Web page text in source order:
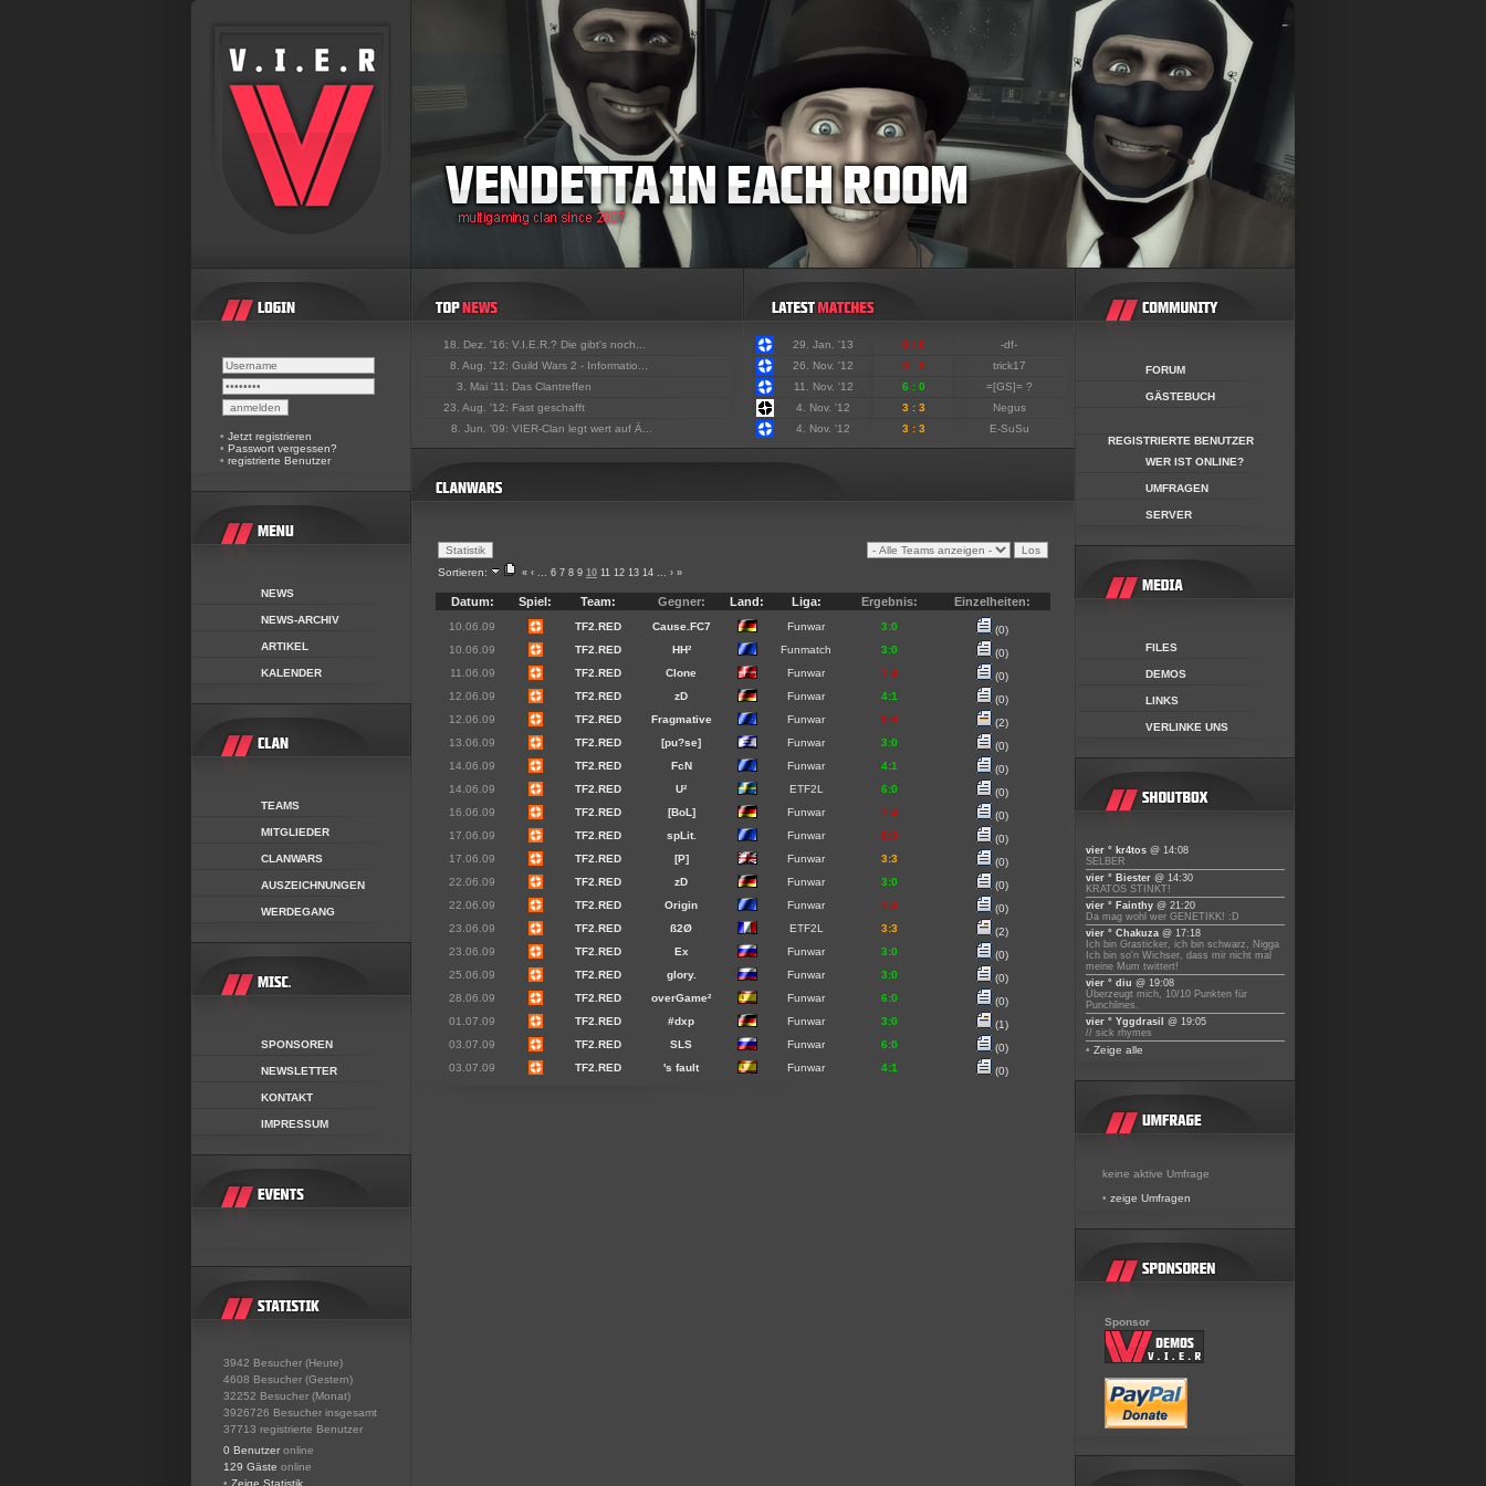
• Jetzt registrieren
• Passwort vergessen?
• registrierte Benutzer
NEWS
NEWS-ARCHIV
ARTIKEL
KALENDER
TEAMS
MITGLIEDER
CLANWARS
AUSZEICHNUNGEN
WERDEGANG
SPONSOREN
NEWSLETTER
KONTAKT
IMPRESSUM
3942 Besucher (Heute)
4608 Besucher (Gestern)
32252 Besucher (Monat)
3926726 Besucher insgesamt
37713 registrierte Benutzer
0 Benutzer online
129 Gäste online
• Zeige Statistik
18. Dez. '16: V.I.E.R.? Die gibt's noch...
8. Aug. '12: Guild Wars 2 - Informatio...
3. Mai '11: Das Clantreffen
23. Aug. '12: Fast geschafft
8. Jun. '09: VIER-Clan legt wert auf Ä...
29. Jan. '13 0 : 6
-df-
26. Nov. '12
0 : 3
trick17
11. Nov. '12
6 : 0
=[GS]= ?
4. Nov. '12
3 : 3
Negus
4. Nov. '12
3 : 3 E-SuSu
Sortieren: « ‹ ... 6 7 8 9 10 11 12 13 14 ... › »
Datum: Spiel: Team: Gegner: Land: Liga: Ergebnis: Einzelheiten:
10.06.09 TF2.RED Cause.FC7 Funwar 3:0
(0)
10.06.09
TF2.RED HH² Funmatch 3:0
(0)
11.06.09
TF2.RED Clone Funwar 1:4
(0)
12.06.09
TF2.RED zD Funwar 4:1
(0)
12.06.09
TF2.RED Fragmative Funwar 0:6
(2)
13.06.09
TF2.RED [pu?se] Funwar 3:0
(0)
14.06.09
TF2.RED FcN Funwar 4:1
(0)
14.06.09
TF2.RED U² ETF2L 6:0
(0)
16.06.09
TF2.RED [BoL] Funwar 1:4
(0)
17.06.09
TF2.RED spLit. Funwar 0:3
(0)
17.06.09
TF2.RED [P] Funwar 3:3
(0)
22.06.09
TF2.RED zD Funwar 3:0
(0)
22.06.09
TF2.RED Origin Funwar 1:4
(0)
23.06.09
TF2.RED ß2Ø ETF2L 3:3
(2)
23.06.09
TF2.RED Ex Funwar 3:0
(0)
25.06.09
TF2.RED glory. Funwar 3:0
(0)
28.06.09
TF2.RED overGame² Funwar 6:0
(0)
01.07.09
TF2.RED #dxp Funwar 3:0
(1)
03.07.09
TF2.RED SLS Funwar 6:0
(0)
03.07.09
TF2.RED 's fault Funwar 4:1 (0)
FORUM
GÄSTEBUCH
REGISTRIERTE BENUTZER
WER IST ONLINE?
UMFRAGEN
SERVER
FILES
DEMOS
LINKS
VERLINKE UNS
vier ° kr4tos @ 14:08
SELBER
vier ° Biester @ 14:30
KRATOS STINKT!
vier ° Fainthy @ 21:20
Da mag wohl wer GENETIKK! :D
vier ° Chakuza @ 17:18
Ich bin Grasticker, ich bin schwarz, Nigga
Ich bin so'n Wichser, dass mir nicht mal
meine Mum twittert!
vier ° diu @ 19:08
Überzeugt mich, 10/10 Punkten für
Punchlines.
vier ° Yggdrasil
@ 19:05
// sick rhymes
• Zeige alle
keine aktive Umfrage
• zeige Umfragen
Sponsor